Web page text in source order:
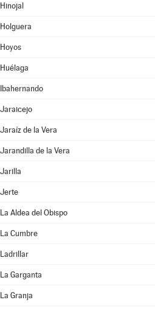
Hinojal
Holguera
Hoyos
Huélaga
Ibahernando
Jaraicejo
Jaraíz de la Vera
Jarandilla de la Vera
Jarilla
Jerte
La Aldea del Obispo
La Cumbre
Ladrillar
La Garganta
La Granja